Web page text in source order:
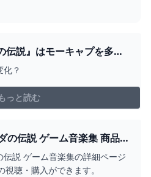
伝説』はモーキャプを多用
品”に。かつては「アバタ
化？
もっと読む
説 ゲーム音楽集 商品情
フィシャルサイト
説 ゲーム音楽集の詳細ページ
聴・購入ができます。